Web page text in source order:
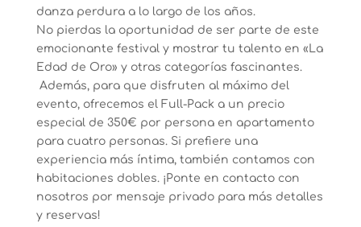
danza perdura a lo largo de los años.
No pierdas la oportunidad de ser parte de este
emocionante festival y mostrar tu talento en «La
Edad de Oro» y otras categorías fascinantes.
Además, para que disfruten al máximo del
evento, ofrecemos el Full-Pack a un precio
especial de 350€ por persona en apartamento
para cuatro personas. Si prefiere una
experiencia más íntima, también contamos con
habitaciones dobles. ¡Ponte en contacto con
nosotros por mensaje privado para más detalles
y reservas!